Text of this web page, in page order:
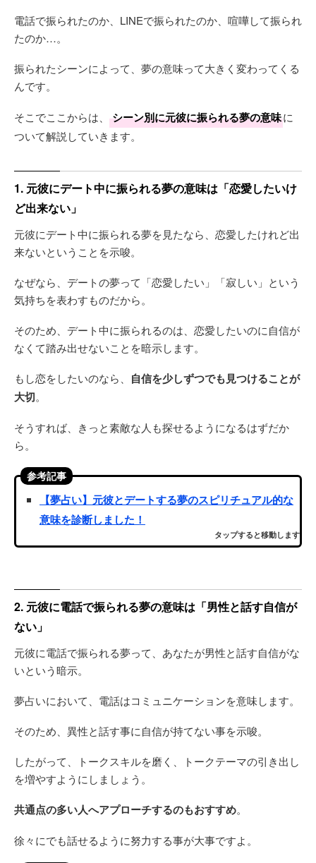
電話で振られたのか、LINEで振られたのか、喧嘩して振られ
たのか…。
振られたシーンによって、夢の意味って大きく変わってくる
んです。
そこでここからは、 シーン別に元彼に振られる夢の意味に
ついて解説していきます。
1. 元彼にデート中に振られる夢の意味は「恋愛したいけ
ど出来ない」
元彼にデート中に振られる夢を見たなら、恋愛したけれど出
来ないということを示唆。
なぜなら、デートの夢って「恋愛したい」「寂しい」という
気持ちを表わすものだから。
そのため、デート中に振られるのは、恋愛したいのに自信が
なくて踏み出せないことを暗示します。
もし恋をしたいのなら、 自信を少しずつでも見つけることが
大切。
そうすれば、きっと素敵な人も探せるようになるはずだか
ら。
参考記事
【夢占い】元彼とデートする夢のスピリチュアル的な
意味を診断しました！
タップすると移動します
2. 元彼に電話で振られる夢の意味は「男性と話す自信が
ない」
元彼に電話で振られる夢って、あなたが男性と話す自信がな
いという暗示。
夢占いにおいて、電話はコミュニケーションを意味します。
そのため、異性と話す事に自信が持てない事を示唆。
したがって、トークスキルを磨く、トークテーマの引き出し
を増やすようにしましょう。
共通点の多い人へアプローチするのもおすすめ。
徐々にでも話せるように努力する事が大事ですよ。